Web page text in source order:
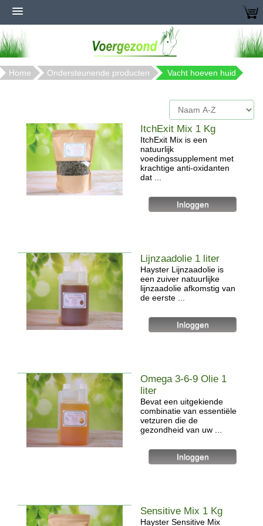
Home Ondersteunende producten Vacht hoeven huid
ItchExit Mix 1 Kg
ItchExit Mix is een
natuurlijk
voedingssupplement met
krachtige anti-oxidanten
dat ...
Lijnzaadolie 1 liter
Hayster Lijnzaadolie is
een zuiver natuurlijke
lijnzaadolie afkomstig van
de eerste ...
Omega 3-6-9 Olie 1
liter
Bevat een uitgekiende
combinatie van essentiële
vetzuren die de
gezondheid van uw ...
Sensitive Mix 1 Kg
Hayster Sensitive Mix